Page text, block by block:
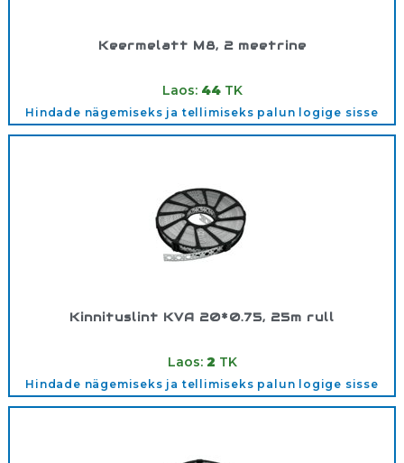
Keermelatt M8, 2 meetrine
Laos: 44TK
Hindade nägemiseks ja tellimiseks palun logige sisse
Kinnituslint KVA 20*0.75, 25m rull
Laos: 2 TK
Hindade nägemiseks ja tellimiseks palun logige sisse